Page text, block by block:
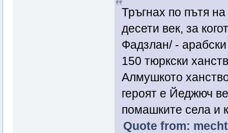
Тръгнах по пътя
десети век, за
Фадзлан/ -
150 тюркски
Алмушкото
героят е Йеджюч
помашките села и
Quote from: